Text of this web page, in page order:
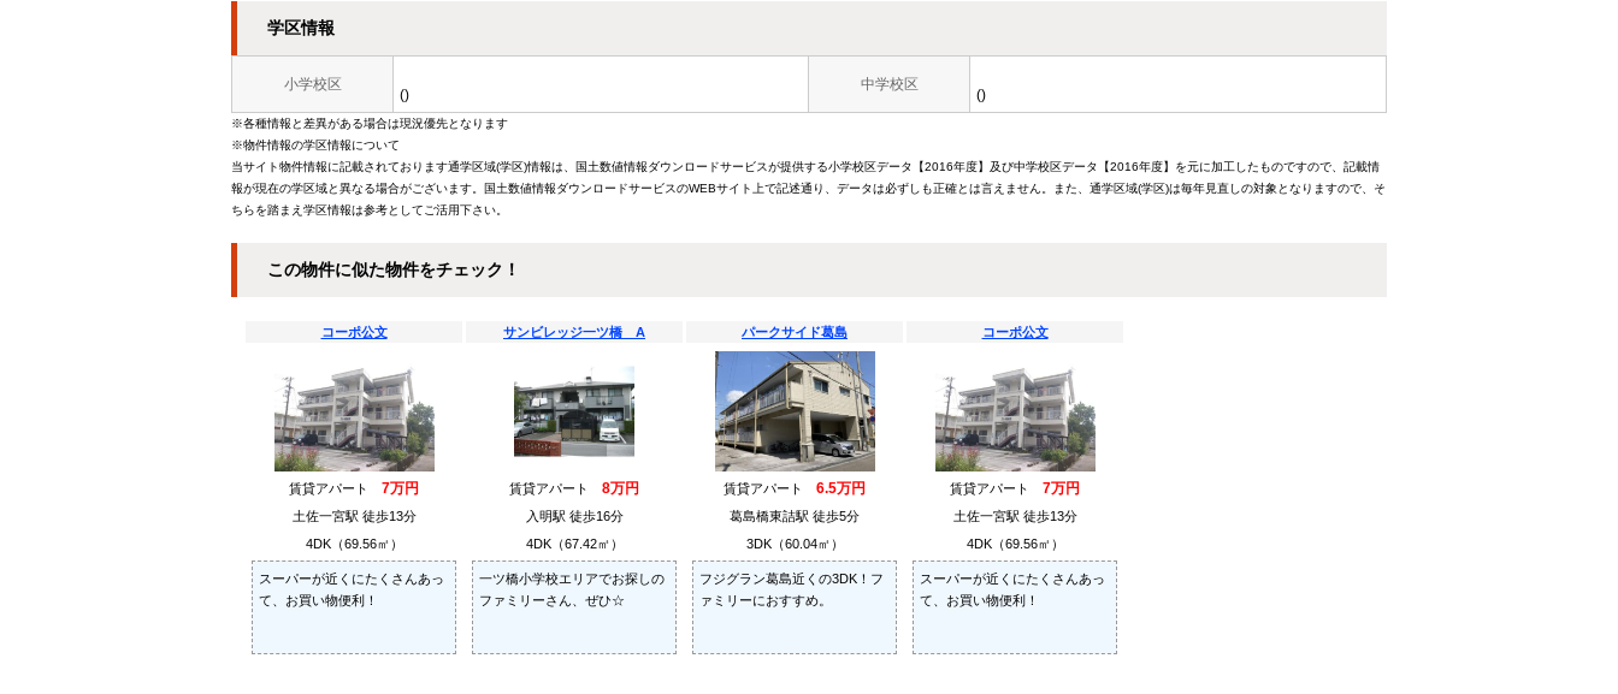
学区情報
小学校区
()
中学校区
()
※各種情報と差異がある場合は現況優先となります
※物件情報の学区情報について
当サイト物件情報に記載されております通学区域(学区)情報は、国土数値情報ダウンロードサービスが提供する小学校区データ【2016年度】及び中学校区データ【2016年度】を元に加工したものですので、記載情
報が現在の学区域と異なる場合がございます。国土数値情報ダウンロードサービスのWEBサイト上で記述通り、データは必ずしも正確とは言えません。また、通学区域(学区)は毎年見直しの対象となりますので、そ
ちらを踏まえ学区情報は参考としてご活用下さい。
この物件に似た物件をチェック！
コーポ公文
賃貸アパート 7万円
土佐一宮駅 徒歩13分
4DK（69.56㎡）
スーパーが近くにたくさんあっ
て、お買い物便利！
サンビレッジ一ツ橋 A
賃貸アパート 8万円
入明駅 徒歩16分
4DK（67.42㎡）
一ツ橋小学校エリアでお探しの
ファミリーさん、ぜひ☆
パークサイド葛島
賃貸アパート 6.5万円
葛島橋東詰駅 徒歩5分
3DK（60.04㎡）
フジグラン葛島近くの3DK！フ
ァミリーにおすすめ。
コーポ公文
賃貸アパート 7万円
土佐一宮駅 徒歩13分
4DK（69.56㎡）
スーパーが近くにたくさんあっ
て、お買い物便利！